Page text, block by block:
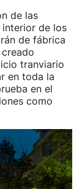
de las
interior de los
de fábrica
tranviario
en toda la
en el
como